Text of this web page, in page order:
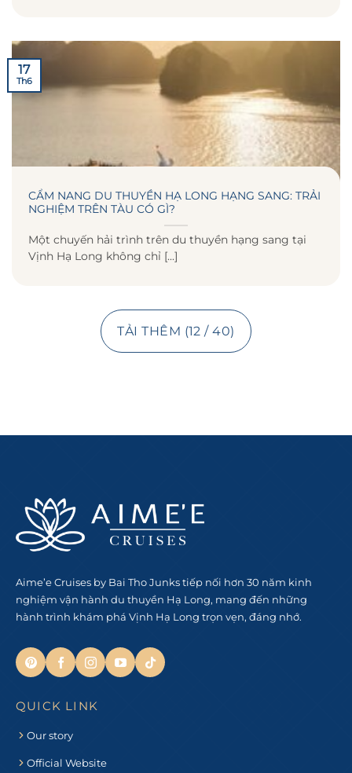
CẨM NANG DU THUYỀN HẠ LONG HẠNG SANG: TRẢI
NGHIỆM TRÊN TÀU CÓ GÌ?
Một chuyến hải trình trên du thuyền hạng sang tại
Vịnh Hạ Long không chỉ [...]
17
Th6
TẢI THÊM (12 / 40)
Aime’e Cruises by Bai Tho Junks tiếp nối hơn 30 năm kinh
nghiệm vận hành du thuyền Hạ Long, mang đến những
hành trình khám phá Vịnh Hạ Long trọn vẹn, đáng nhớ.
QUICK LINK
Our story
Official Website